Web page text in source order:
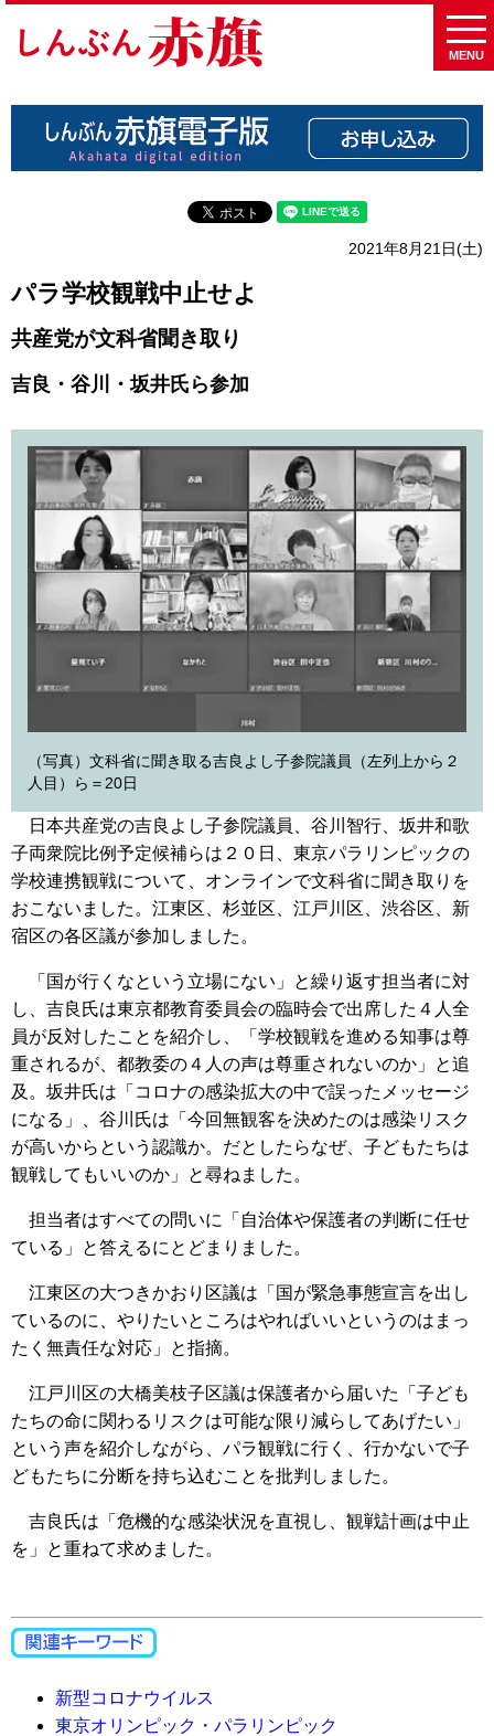
MENU
2021年8月21日(土)
パラ学校観戦中止せよ
共産党が文科省聞き取り
吉良・谷川・坂井氏ら参加
（写真）文科省に聞き取る吉良よし子参院議員（左列上から２
人目）ら＝20日
日本共産党の吉良よし子参院議員、谷川智行、坂井和歌
子両衆院比例予定候補らは２０日、東京パラリンピックの
学校連携観戦について、オンラインで文科省に聞き取りを
おこないました。江東区、杉並区、江戸川区、渋谷区、新
宿区の各区議が参加しました。
「国が行くなという立場にない」と繰り返す担当者に対
し、吉良氏は東京都教育委員会の臨時会で出席した４人全
員が反対したことを紹介し、「学校観戦を進める知事は尊
重されるが、都教委の４人の声は尊重されないのか」と追
及。坂井氏は「コロナの感染拡大の中で誤ったメッセージ
になる」、谷川氏は「今回無観客を決めたのは感染リスク
が高いからという認識か。だとしたらなぜ、子どもたちは
観戦してもいいのか」と尋ねました。
担当者はすべての問いに「自治体や保護者の判断に任せ
ている」と答えるにとどまりました。
江東区の大つきかおり区議は「国が緊急事態宣言を出し
ているのに、やりたいところはやればいいというのはまっ
たく無責任な対応」と指摘。
江戸川区の大橋美枝子区議は保護者から届いた「子ども
たちの命に関わるリスクは可能な限り減らしてあげたい」
という声を紹介しながら、パラ観戦に行く、行かないで子
どもたちに分断を持ち込むことを批判しました。
吉良氏は「危機的な感染状況を直視し、観戦計画は中止
を」と重ねて求めました。
新型コロナウイルス
東京オリンピック・パラリンピック